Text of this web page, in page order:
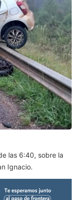
las 6:40, sobre la
Ignacio.